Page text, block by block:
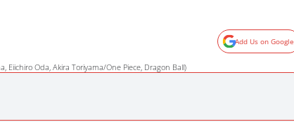
Add Us on Google
Eiichiro Oda, Akira Toriyama/One Piece, Dragon Ball)